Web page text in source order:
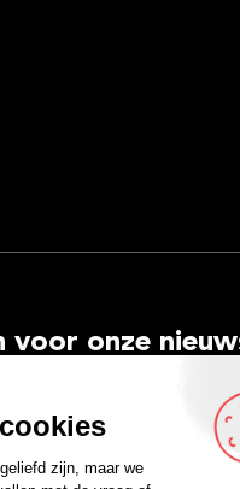
voor onze